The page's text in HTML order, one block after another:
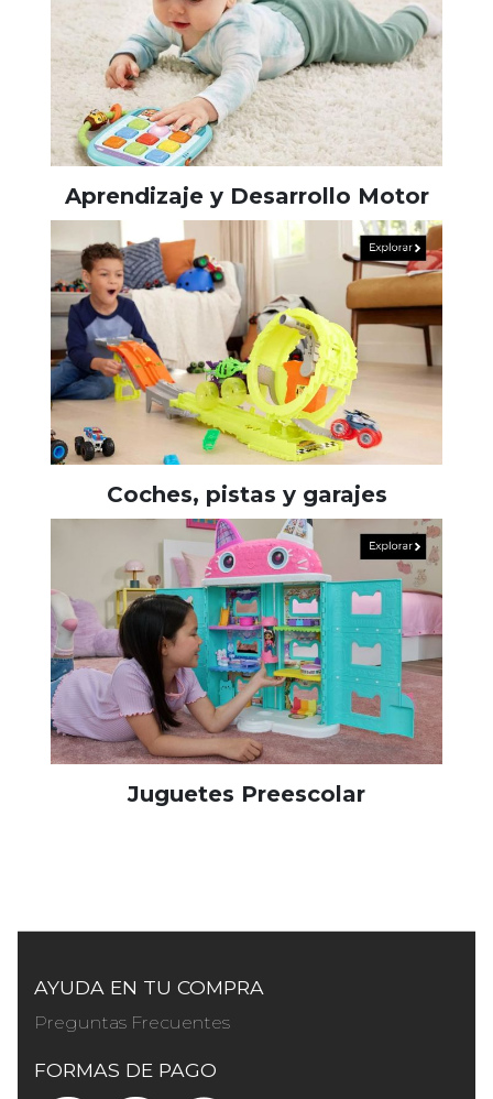
Aprendizaje y Desarrollo Motor
Coches, pistas y garajes
Juguetes Preescolar
AYUDA EN TU COMPRA
Preguntas Frecuentes
FORMAS DE PAGO